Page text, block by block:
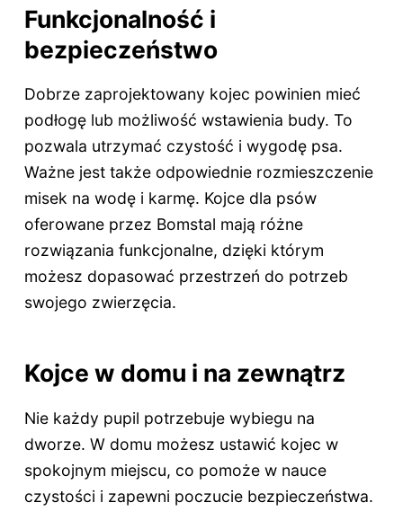
Funkcjonalność i
bezpieczeństwo
Dobrze zaprojektowany kojec powinien mieć
podłogę lub możliwość wstawienia budy. To
pozwala utrzymać czystość i wygodę psa.
Ważne jest także odpowiednie rozmieszczenie
misek na wodę i karmę. Kojce dla psów
oferowane przez Bomstal mają różne
rozwiązania funkcjonalne, dzięki którym
możesz dopasować przestrzeń do potrzeb
swojego zwierzęcia.
Kojce w domu i na zewnątrz
Nie każdy pupil potrzebuje wybiegu na
dworze. W domu możesz ustawić kojec w
spokojnym miejscu, co pomoże w nauce
czystości i zapewni poczucie bezpieczeństwa.